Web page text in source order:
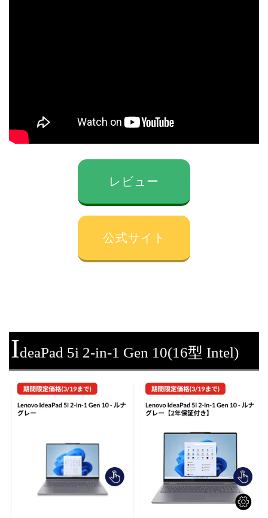
レビュー
公式サイト
IdeaPad 5i 2-in-1 Gen 10(16型 Intel)